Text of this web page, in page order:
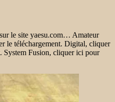
le site yaesu.com… Amateur
le téléchargement. Digital, cliquer
System Fusion, cliquer ici pour